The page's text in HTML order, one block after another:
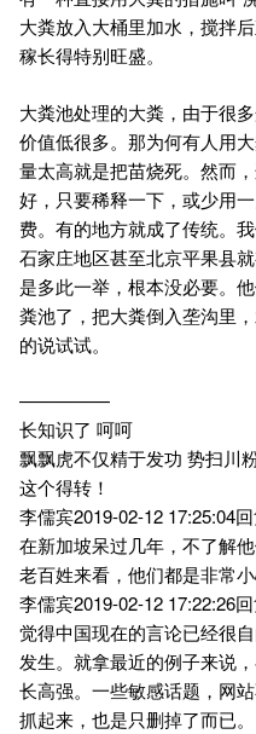
大粪放入大桶里加水，搅拌
稼长得特别旺盛。
大粪池处理的大粪，由于很
价值低很多。那为何有人用
量太高就是把苗烧死。然而
好，只要稀释一下，或少用
费。有的地方就成了传统。
石家庄地区甚至北京平果县
是多此一举，根本没必要。
粪池了，把大粪倒入垄沟里
的说试试。
—————
长知识了 呵呵
飘飘虎不仅精于发功 势扫川
这个得转！
李儒宾2019-02-12 17:25:04
在新加坡呆过几年，不了解
老百姓来看，他们都是非常
李儒宾2019-02-12 17:22:26
觉得中国现在的言论已经很
发生。就拿最近的例子来说
长高强。一些敏感话题，网
抓起来，也是只删掉了而已。